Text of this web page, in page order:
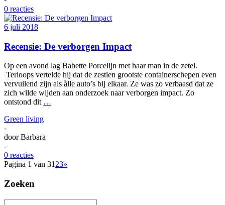
0 reacties
6 juli 2018
Recensie: De verborgen Impact
Op een avond lag Babette Porcelijn met haar man in de zetel.
Terloops vertelde hij dat de zestien grootste containerschepen even
vervuilend zijn als àlle auto’s bij elkaar. Ze was zo verbaasd dat ze
zich wilde wijden aan onderzoek naar verborgen impact. Zo
ontstond dit …
Green living
-
doorBarbara
-
0 reacties
Pagina 1 van 31 23»
Zoeken